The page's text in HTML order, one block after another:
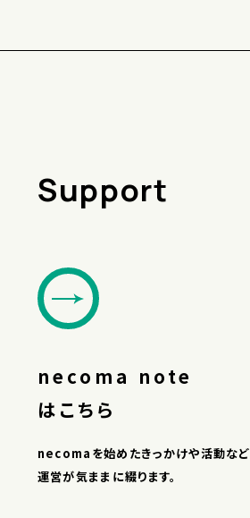
Support
necoma note
はこちら
necomaを始めたきっかけや活動など
運営が気ままに綴ります。